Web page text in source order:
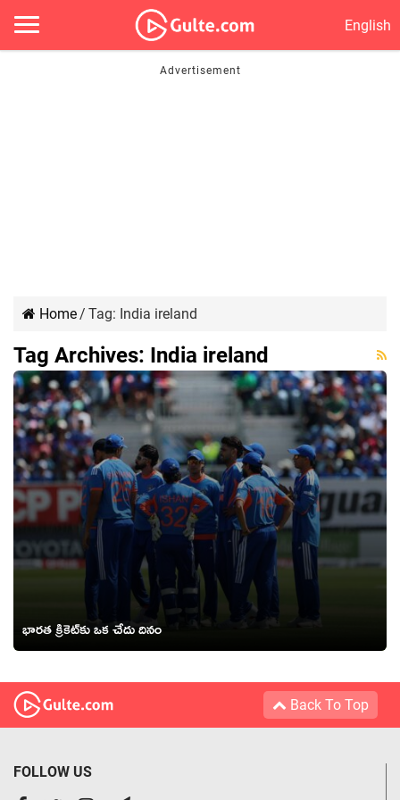
English
Home/ Tag: India ireland
Tag Archives: India ireland
భార‌త క్రికెట్‌కు ఒక చేదు దినం
Back To Top
FOLLOW US